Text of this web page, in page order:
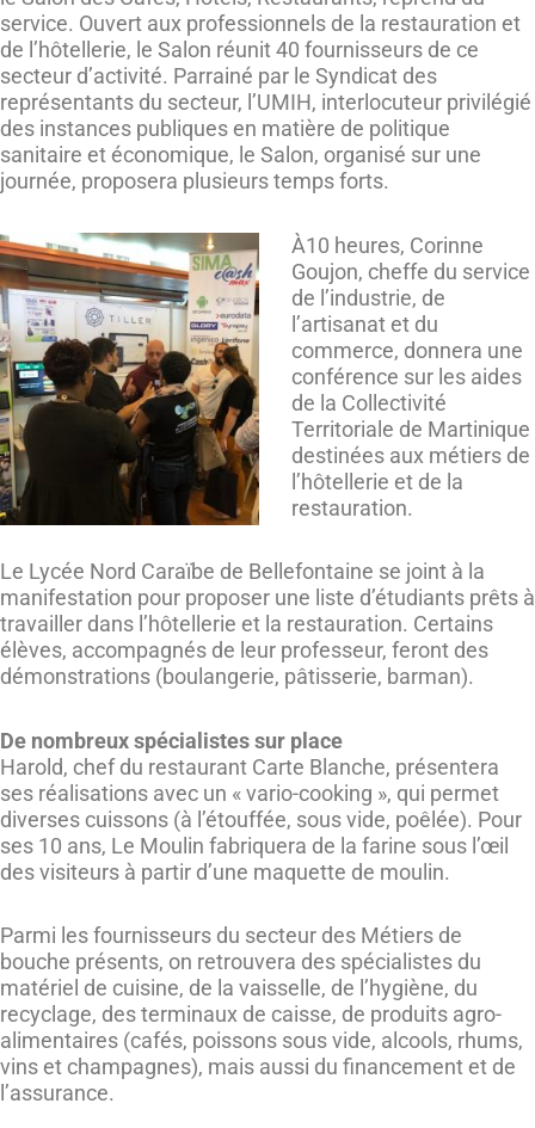
service. Ouvert aux professionnels de la restauration et
de l’hôtellerie, le Salon réunit 40 fournisseurs de ce
secteur d’activité. Parrainé par le Syndicat des
représentants du secteur, l’UMIH, interlocuteur privilégié
des instances publiques en matière de politique
sanitaire et économique, le Salon, organisé sur une
journée, proposera plusieurs temps forts.
À10 heures, Corinne
Goujon, cheffe du service
de l’industrie, de
l’artisanat et du
commerce, donnera une
conférence sur les aides
de la Collectivité
Territoriale de Martinique
destinées aux métiers de
l’hôtellerie et de la
restauration.
Le Lycée Nord Caraïbe de Bellefontaine se joint à la
manifestation pour proposer une liste d’étudiants prêts à
travailler dans l’hôtellerie et la restauration. Certains
élèves, accompagnés de leur professeur, feront des
démonstrations (boulangerie, pâtisserie, barman).
De nombreux spécialistes sur place
Harold, chef du restaurant Carte Blanche, présentera
ses réalisations avec un « vario-cooking », qui permet
diverses cuissons (à l’étouffée, sous vide, poêlée). Pour
ses 10 ans, Le Moulin fabriquera de la farine sous l’œil
des visiteurs à partir d’une maquette de moulin.
Parmi les fournisseurs du secteur des Métiers de
bouche présents, on retrouvera des spécialistes du
matériel de cuisine, de la vaisselle, de l’hygiène, du
recyclage, des terminaux de caisse, de produits agro-
alimentaires (cafés, poissons sous vide, alcools, rhums,
vins et champagnes), mais aussi du financement et de
l’assurance.